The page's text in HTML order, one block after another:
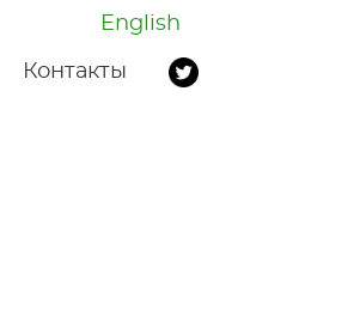
English
Контакты